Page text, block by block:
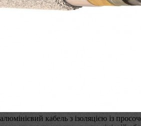
алюмінієвий кабель з ізоляцією із